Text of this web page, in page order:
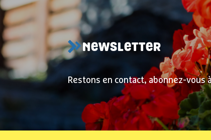
NEWSLETTER
Restons en contact, abonnez-vous